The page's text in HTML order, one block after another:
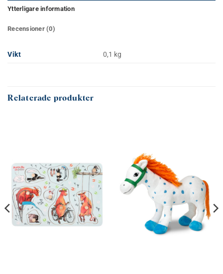
Ytterligare information
Recensioner (0)
Vikt 0,1 kg
Relaterade produkter